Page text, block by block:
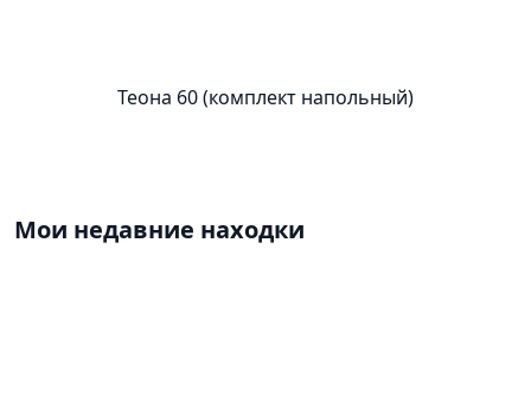
Теона 60 (комплект напольный)
Мои недавние находки